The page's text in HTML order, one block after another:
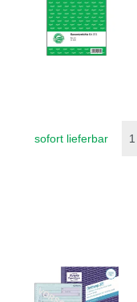
sofort lieferbar